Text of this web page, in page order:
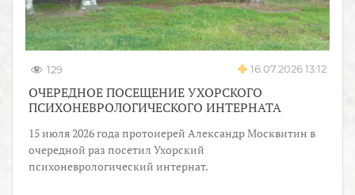
129 16.07.2026 13:12
ОЧЕРЕДНОЕ ПОСЕЩЕНИЕ УХОРСКОГО
ПСИХОНЕВРОЛОГИЧЕСКОГО ИНТЕРНАТА
15 июля 2026 года протоиерей Александр Москвитин в
очередной раз посетил Ухорский
психоневрологический интернат.